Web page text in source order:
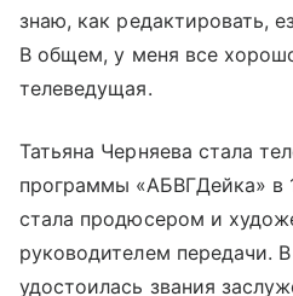
знаю, как редактировать,
В общем, у меня все
телеведущая.
Татьяна Черняева стала
программы «АБВГДейка» в
стала продюсером и
руководителем передачи.
удостоилась звания